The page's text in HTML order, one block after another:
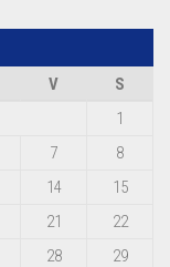
V
S
1
7
8
14
15
21
22
28
29